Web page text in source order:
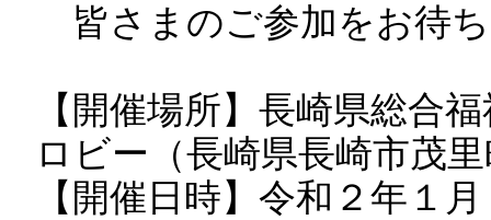
皆さまのご参加をお待
【開催場所】長崎県総合
ロビー（長崎県長崎市茂
【開催日時】令和２年１